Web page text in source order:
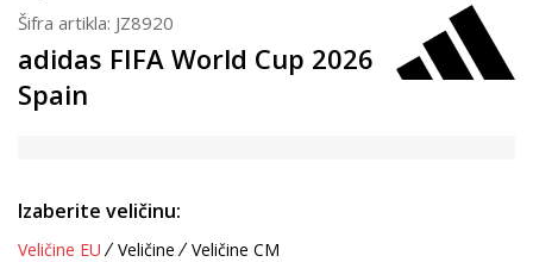
Šifra artikla: JZ8920
adidas FIFA World Cup 2026
Spain
Izaberite veličinu:
Veličine EU Veličine Veličine CM